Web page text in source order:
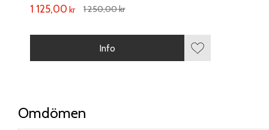
Omdömen
1 125,00 kr 1 250,00kr
Lägg till i favoriter
Info